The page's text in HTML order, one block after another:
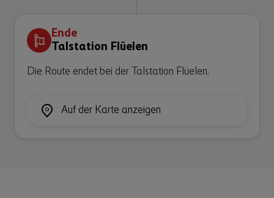
Ende
Talstation Flüelen
Die Route endet bei der Talstation Flüelen.
Auf der Karte anzeigen